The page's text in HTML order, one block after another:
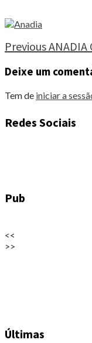
Continue
Reading
PreviousANADIA
Deixe um
Tem de iniciar a
Redes Sociais
Pub
<<
>>
Últimas